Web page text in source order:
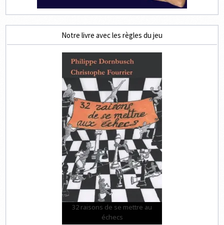
Notre livre avec les règles du jeu
32 raisons de se mettre au
échecs